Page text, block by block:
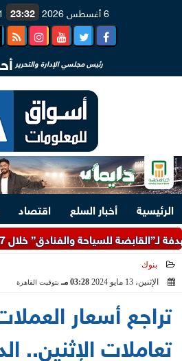
6 أغسطس 2026 23:32
رئيس مجلسي الإدارة والتحرير
الرئيسية أخبار السلع اقتصاد
بنوك
الإثنين، 13 مايو 2024
03:28 مـ بتوقيت القاهرة
تراجع أسعار
تعاملات الإثنين..